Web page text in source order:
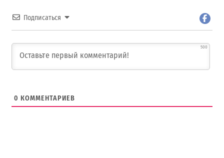
Подписаться
500
0 КОММЕНТАРИЕВ